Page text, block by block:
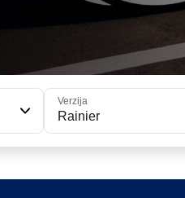
Verzija
Rainier